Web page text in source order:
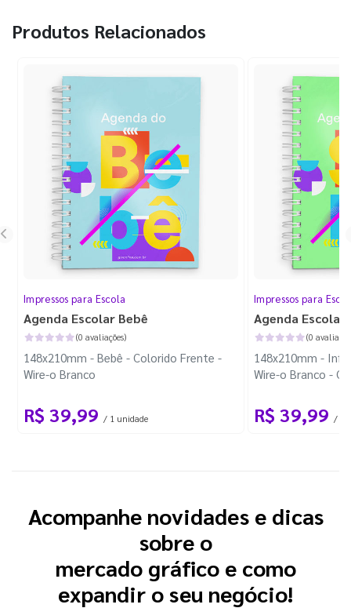
Produtos Relacionados
Impressos para Escola
Agenda Escolar Bebê
(0 avaliações)
148x210mm - Bebê - Colorido Frente -
Wire-o Branco
R$ 39,99 / 1 unidade
Impressos para
Agenda
(0
148x210mm -
Wire-o Branco -
R$ 39,99 / 1
Acompanhe novidades e dicas
sobre o
mercado gráfico e como
expandir o seu negócio!